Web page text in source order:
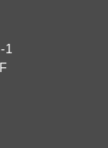
1